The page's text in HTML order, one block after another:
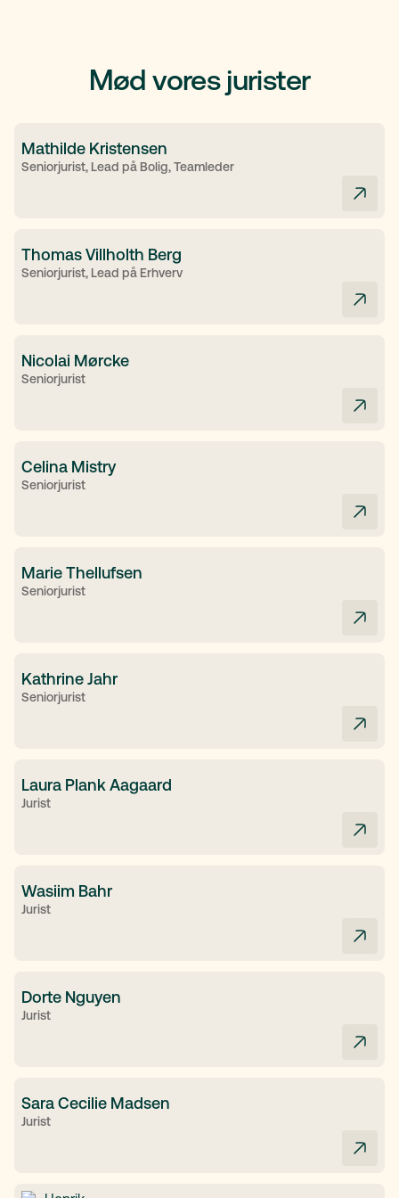
Mød vores jurister
Mathilde Kristensen
Seniorjurist, Lead på Bolig, Teamleder
Thomas Villholth Berg
Seniorjurist, Lead på Erhverv
Nicolai Mørcke
Seniorjurist
Celina Mistry
Seniorjurist
Marie Thellufsen
Seniorjurist
Kathrine Jahr
Seniorjurist
Laura Plank Aagaard
Jurist
Wasiim Bahr
Jurist
Dorte Nguyen
Jurist
Sara Cecilie Madsen
Jurist